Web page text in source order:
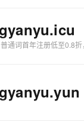
.icu
通词首年注册低至0.8
.yun